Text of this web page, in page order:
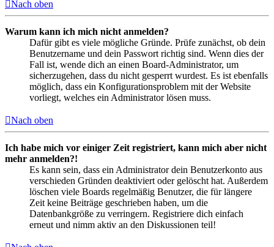
Nach oben
Warum kann ich mich nicht anmelden?
Dafür gibt es viele mögliche Gründe. Prüfe zunächst, ob dein
Benutzername und dein Passwort richtig sind. Wenn dies der
Fall ist, wende dich an einen Board-Administrator, um
sicherzugehen, dass du nicht gesperrt wurdest. Es ist ebenfalls
möglich, dass ein Konfigurationsproblem mit der Website
vorliegt, welches ein Administrator lösen muss.
Nach oben
Ich habe mich vor einiger Zeit registriert, kann mich aber nicht
mehr anmelden?!
Es kann sein, dass ein Administrator dein Benutzerkonto aus
verschieden Gründen deaktiviert oder gelöscht hat. Außerdem
löschen viele Boards regelmäßig Benutzer, die für längere
Zeit keine Beiträge geschrieben haben, um die
Datenbankgröße zu verringern. Registriere dich einfach
erneut und nimm aktiv an den Diskussionen teil!